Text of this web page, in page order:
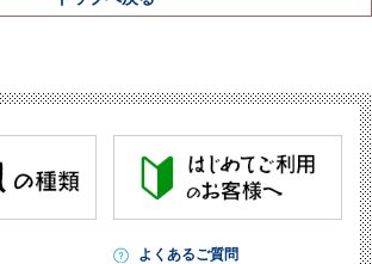
よくあるご質問